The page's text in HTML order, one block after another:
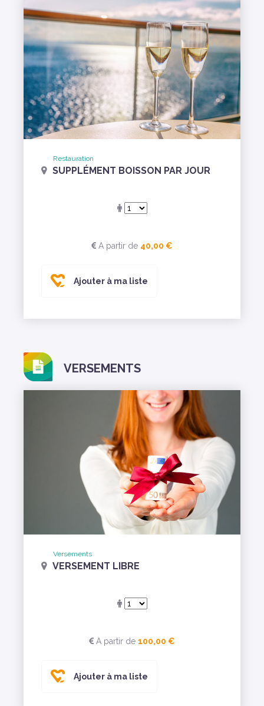
Restauration
SUPPLÉMENT BOISSON PAR JOUR
A partir de 40,00 €
Ajouter à ma liste
VERSEMENTS
Versements
VERSEMENT LIBRE
A partir de 100,00 €
Ajouter à ma liste